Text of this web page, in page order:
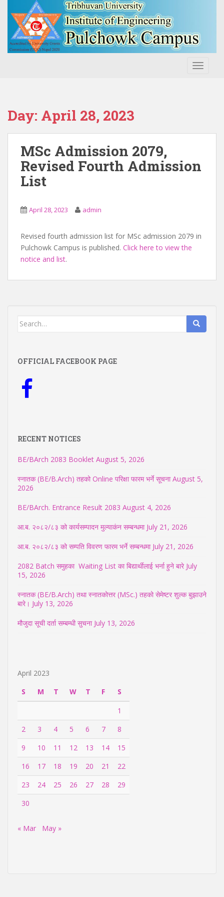
Day: April 28, 2023
MSc Admission 2079,
Revised Fourth Admission
List
April 28, 2023 admin
Revised fourth admission list for MSc admission 2079 in
Pulchowk Campus is published. Click here to view the
notice and list.
Search
OFFICIAL FACEBOOK PAGE
RECENT NOTICES
BE/BArch 2083 Booklet August 5, 2026
स्नातक (BE/B.Arch) तहको Online परिक्षा फारम भर्ने सूचना August 5,
2026
BE/BArch. Entrance Result 2083 August 4, 2026
आ.ब. २०८२/८३ को कार्यसम्पादन मुल्याकंन सम्बन्धमा July 21, 2026
आ.ब. २०८२/८३ को सम्पति विवरण फारम भर्ने सम्बन्धमा July 21, 2026
2082 Batch समुहका Waiting List का बिद्यार्थीलाई भर्ना हुने बारे July
15, 2026
स्नातक (BE/B.Arch) तथा स्नातकोत्तर (MSc.) तहको सेमेष्टर शुल्क बुझाउने
बारे। July 13, 2026
मौजुदा सूची दर्ता सम्बम्धी सुचना July 13, 2026
April 2023
S
M T W T F
S
1
2
3 4 5 6 7
8
9
10 11 12 13 14
15
16
17 18 19 20 21
22
23
24 25 26 27 28
29
30
« Mar May »